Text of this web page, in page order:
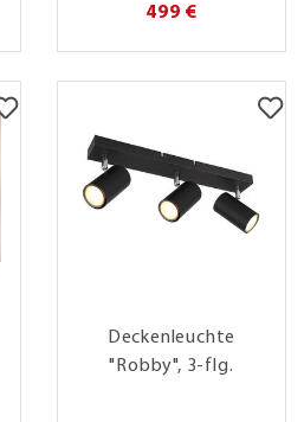
499 €
Deckenleuchte
"Robby", 3-flg.